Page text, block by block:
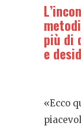
più di
e
«Ecco